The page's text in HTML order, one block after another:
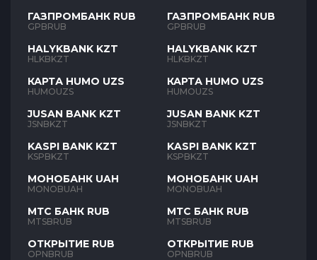
ГАЗПРОМБАНК RUB
GPBRUB
HALYKBANK KZT
HLKBKZT
КАРТА HUMO UZS
HUMOUZS
JUSAN BANK KZT
JSNBKZT
KASPI BANK KZT
KSPBKZT
МОНОБАНК UAH
MONOBUAH
МТС БАНК RUB
MTSBRUB
ОТКРЫТИЕ RUB
OPNBRUB
ГАЗПРОМБАНК RUB
GPBRUB
HALYKBANK KZT
HLKBKZT
КАРТА HUMO UZS
HUMOUZS
JUSAN BANK KZT
JSNBKZT
KASPI BANK KZT
KSPBKZT
МОНОБАНК UAH
MONOBUAH
МТС БАНК RUB
MTSBRUB
ОТКРЫТИЕ RUB
OPNBRUB